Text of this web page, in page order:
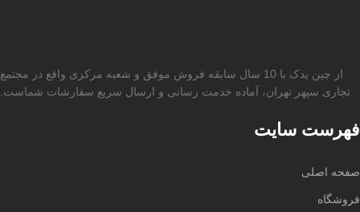
از چین یدک با 10 سال سابقه فروش موفق و شعبه مرکزی واقع در مجتمع
تجاری سپهر تهران، آماده خدمت رسانی و ارسال سریع سفارشات شماست.
فهرست سایت
صفحه اصلی
فروشگاه